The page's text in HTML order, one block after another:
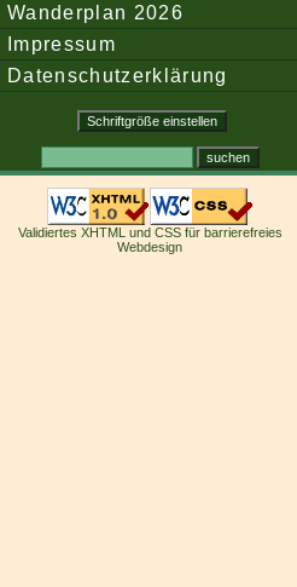
Wanderplan 2026
Impressum
Datenschutzerklärung
Validiertes XHTML und CSS für barrierefreies
Webdesign